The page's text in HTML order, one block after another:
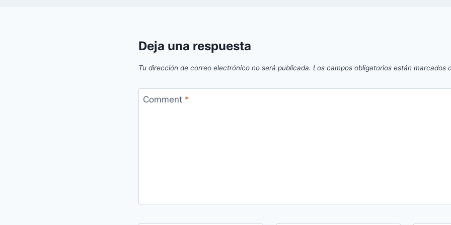
Deja una respuesta
Tu dirección de correo electrónico no será publicada. Los campos obligatorios están marcados
Comment *